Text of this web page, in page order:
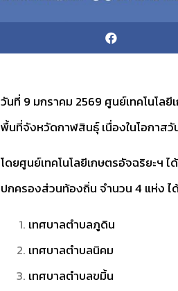
วันที่ 9 มกราคม 2569 ศูนย์เทคโนโล
พื้นที่จังหวัดกาฬสินธุ์ เนื่องในโอกาสวั
โดยศูนย์เทคโนโลยีเกษตรอัจฉริยะฯ
ปกครองส่วนท้องถิ่น จำนวน 4 แห่ง ไ
เทศบาลตำบลภูดิน
เทศบาลตำบลนิคม
เทศบาลตำบลขมิ้น